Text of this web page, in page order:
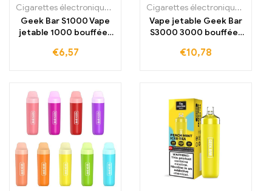
Cigarettes électroniques jetables ,Cigarettes électroniques
Geek Bar S1000 Vape
jetable 1000 bouffées
€6,57
Cigarettes électroniques jetables
Vape jetable Geek Bar
S3000 3000 bouffées
€10,78